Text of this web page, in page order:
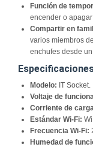
Función de
encender o
Compartir en
varios miembros
enchufes desde
Modelo: IT Socket.
Voltaje de
Corriente de
Estándar Wi-Fi:
Frecuencia Wi-Fi:
Humedad de